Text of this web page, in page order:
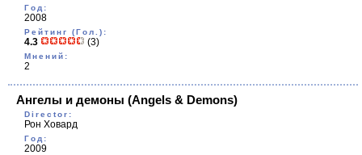
Год:
2008
Рейтинг (Гол.):
4.3 (3)
Мнений:
2
Ангелы и демоны (Angels & Demons)
Director:
Рон Ховард
Год:
2009